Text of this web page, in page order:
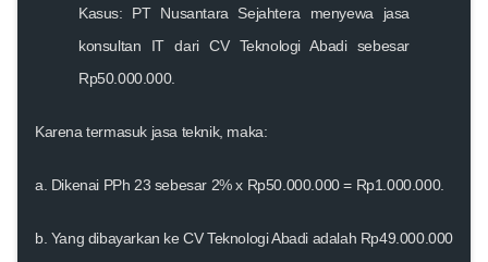
Kasus: PT Nusantara Sejahtera menyewa jasa
konsultan IT dari CV Teknologi Abadi sebesar
Rp50.000.000.
Karena termasuk jasa teknik, maka:
a. Dikenai PPh 23 sebesar 2% x Rp50.000.000 = Rp1.000.000.
b. Yang dibayarkan ke CV Teknologi Abadi adalah Rp49.000.000